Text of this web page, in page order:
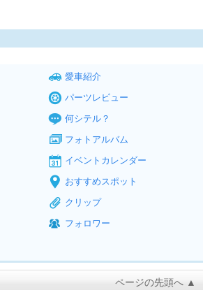
愛車紹介
パーツレビュー
何シテル？
フォトアルバム
イベントカレンダー
おすすめスポット
クリップ
フォロワー
ページの先頭へ ▲